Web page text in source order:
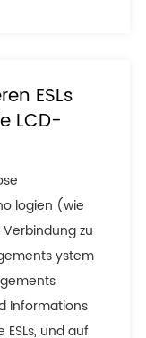
ESLs
LCD-
logien (wie
Verbindung zu
ystem
Informations
und auf